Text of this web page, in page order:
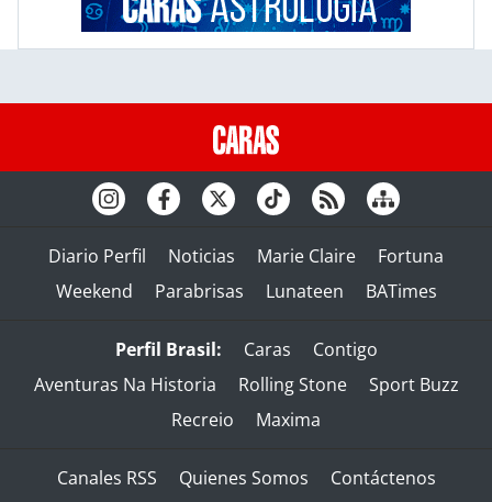
Diario Perfil Noticias Marie Claire
Fortuna
Weekend
Parabrisas Lunateen BATimes
Perfil Brasil: Caras
Contigo
Aventuras Na Historia
Rolling Stone
Sport Buzz
Recreio
Maxima
Canales RSS Quienes Somos
Contáctenos